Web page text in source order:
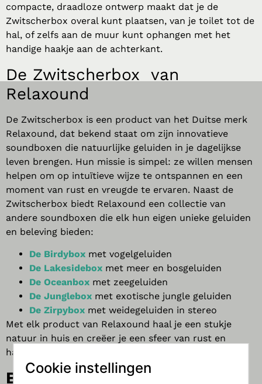
compacte, draadloze ontwerp maakt dat je de
Zwitscherbox overal kunt plaatsen, van je toilet tot de
hal, of zelfs aan de muur kunt ophangen met het
handige haakje aan de achterkant.
De Zwitscherbox
van
Relaxound
De Zwitscherbox is een product van het Duitse merk
Relaxound, dat bekend staat om zijn innovatieve
soundboxen die natuurlijke geluiden in je dagelijkse
leven brengen. Hun missie is simpel: ze willen mensen
helpen om op intuïtieve wijze te ontspannen en een
moment van rust en vreugde te ervaren. Naast de
Zwitscherbox biedt Relaxound een collectie van
andere soundboxen die elk hun eigen unieke geluiden
en beleving bieden:
De Birdybox met vogelgeluiden
De Lakesidebox met meer en bosgeluiden
De Oceanbox met zeegeluiden
De Junglebox met exotische jungle geluiden
De Zirpybox met weidegeluiden in stereo
Met elk product van Relaxound haal je een stukje
natuur in huis en creëer je een sfeer van rust en
harmonie.
Bijdragen aan een betere
Cookie instellingen